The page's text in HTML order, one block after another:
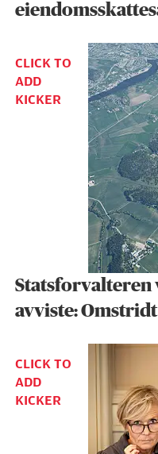
CLICK TO
ADD
KICKER
Statsforvalteren
avviste:
CLICK TO
ADD
KICKER